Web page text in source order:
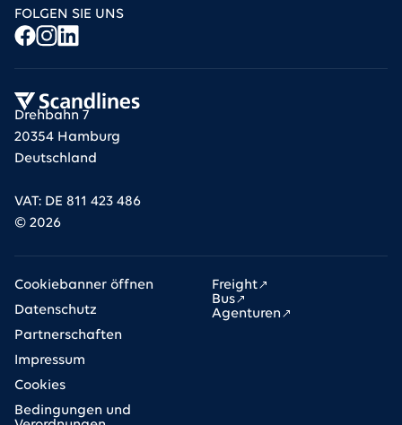
Drehbahn 7
20354 Hamburg
Deutschland
VAT: DE 811 423 486
© 2026
FOLGEN SIE UNS
Freight
Bus
Agenturen
Cookiebanner öffnen
Datenschutz
Partnerschaften
Impressum
Cookies
Bedingungen und